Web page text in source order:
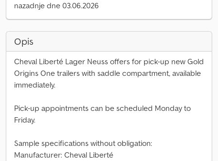
nazadnje dne 03.06.2026
Opis
Cheval Liberté Lager Neuss offers for pick-up new Gold
Origins One trailers with saddle compartment, available
immediately.
Pick-up appointments can be scheduled Monday to
Friday.
Sample specifications without obligation:
Manufacturer: Cheval Liberté